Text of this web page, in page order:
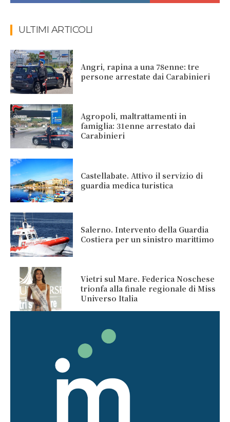
ULTIMI ARTICOLI
Angri, rapina a una 78enne: tre
persone arrestate dai Carabinieri
Agropoli, maltrattamenti in
famiglia: 31enne arrestato dai
Carabinieri
Castellabate. Attivo il servizio di
guardia medica turistica
Salerno. Intervento della Guardia
Costiera per un sinistro marittimo
Vietri sul Mare. Federica Noschese
trionfa alla finale regionale di Miss
Universo Italia